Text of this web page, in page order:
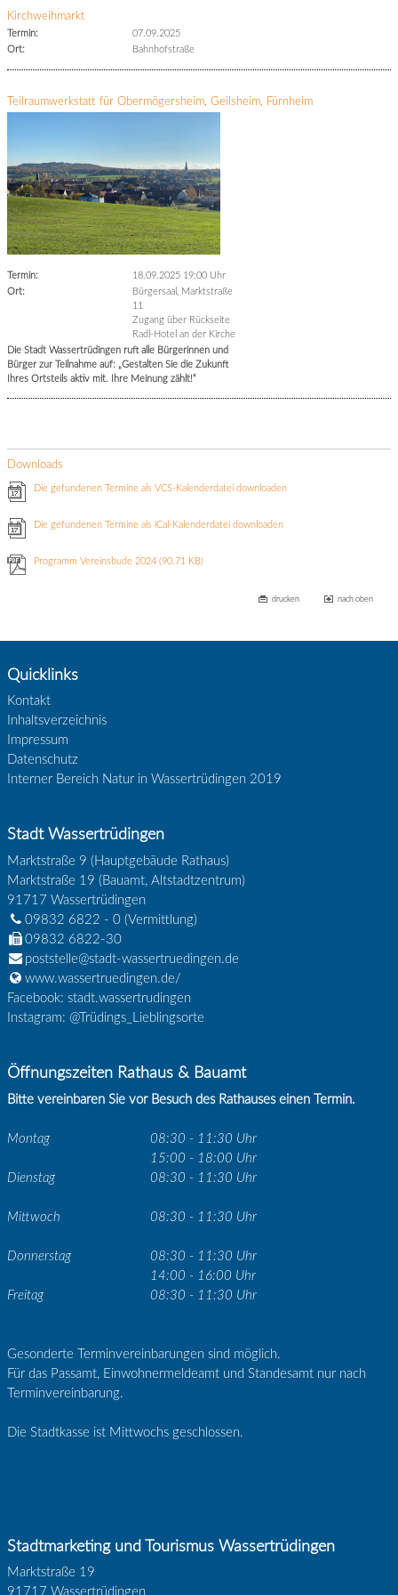
Kirchweihmarkt
Termin:
07.09.2025
Ort:
Bahnhofstraße
Teilraumwerkstatt für Obermögersheim, Geilsheim, Fürnheim
Termin:
18.09.2025 19:00 Uhr
Ort:
Bürgersaal, Marktstraße
11
Zugang über Rückseite
Radl-Hotel an der Kirche
Die Stadt Wassertrüdingen ruft alle Bürgerinnen und
Bürger zur Teilnahme auf: „Gestalten Sie die Zukunft
Ihres Ortsteils aktiv mit. Ihre Meinung zählt!“
Downloads
Die gefundenen Termine als VCS-Kalenderdatei downloaden
Die gefundenen Termine als iCal-Kalenderdatei downloaden
Programm Vereinsbude 2024(90.71 KB)
drucken nach oben
Quicklinks
Kontakt
Inhaltsverzeichnis
Impressum
Datenschutz
Interner Bereich Natur in Wassertrüdingen 2019
Stadt Wassertrüdingen
Marktstraße 9 (Hauptgebäude Rathaus)
Marktstraße 19 (Bauamt, Altstadtzentrum)
91717 Wassertrüdingen
09832 6822 - 0(Vermittlung)
09832 6822-30
poststelle@stadt-wassertruedingen.de
www.wassertruedingen.de/
Facebook: stadt.wassertrudingen
Instagram: @Trüdings_Lieblingsorte
Öffnungszeiten Rathaus & Bauamt
Bitte vereinbaren Sie vor Besuch des Rathauses einen Termin.
Montag
08:30 - 11:30 Uhr
15:00 - 18:00 Uhr
Dienstag
08:30 - 11:30 Uhr
Mittwoch 08:30 - 11:30 Uhr
Donnerstag
08:30 - 11:30 Uhr
14:00 - 16:00 Uhr
Freitag
08:30 - 11:30 Uhr
Gesonderte Terminvereinbarungen sind möglich.
Für das Passamt, Einwohnermeldeamt und Standesamt nur nach
Terminvereinbarung.
Die Stadtkasse ist Mittwochs geschlossen.
Stadtmarketing und Tourismus Wassertrüdingen
Marktstraße 19
91717 Wassertrüdingen